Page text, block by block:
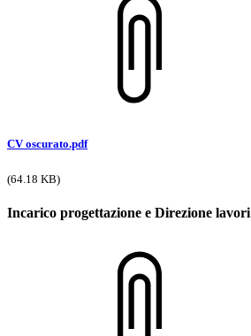
CV oscurato.pdf
(64.18 KB)
Incarico progettazione e Direzione lavori